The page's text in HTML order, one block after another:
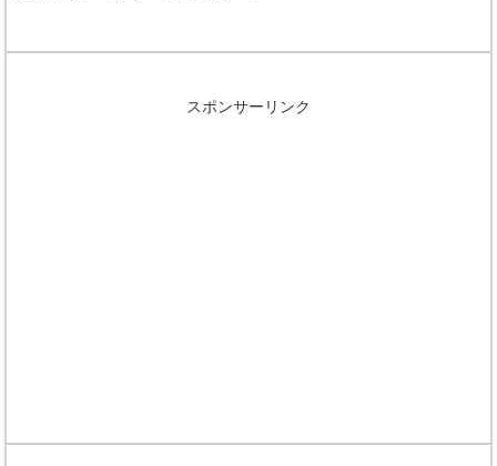
スポンサーリンク